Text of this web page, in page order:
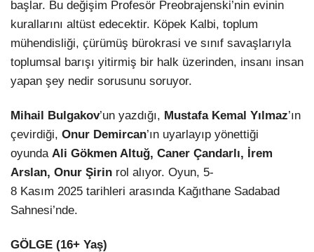
başlar. Bu değişim Profesör Preobrajenski’nin evinin
kurallarını altüst edecektir. Köpek Kalbi, toplum
mühendisliği, çürümüş bürokrasi ve sınıf savaşlarıyla
toplumsal barışı yitirmiş bir halk üzerinden, insanı insan
yapan şey nedir sorusunu soruyor.
Mihail Bulgakov’un yazdığı, Mustafa Kemal Yılmaz’ın
çevirdiği, Onur Demircan’ın uyarlayıp yönettiği
oyunda Ali Gökmen Altuğ, Caner Çandarlı, İrem
Arslan, Onur Şirin rol alıyor. Oyun, 5-
8 Kasım 2025 tarihleri arasında Kağıthane Sadabad
Sahnesi’nde.
GÖLGE (16+ Yaş)